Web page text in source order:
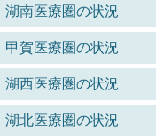
湖南医療圏の状況
甲賀医療圏の状況
湖西医療圏の状況
湖北医療圏の状況